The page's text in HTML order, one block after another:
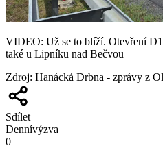
VIDEO: Už se to blíží. Otevření
také u Lipníku nad Bečvou
Zdroj: Hanácká Drbna - zprávy z
Sdílet
Dennívýzva
0